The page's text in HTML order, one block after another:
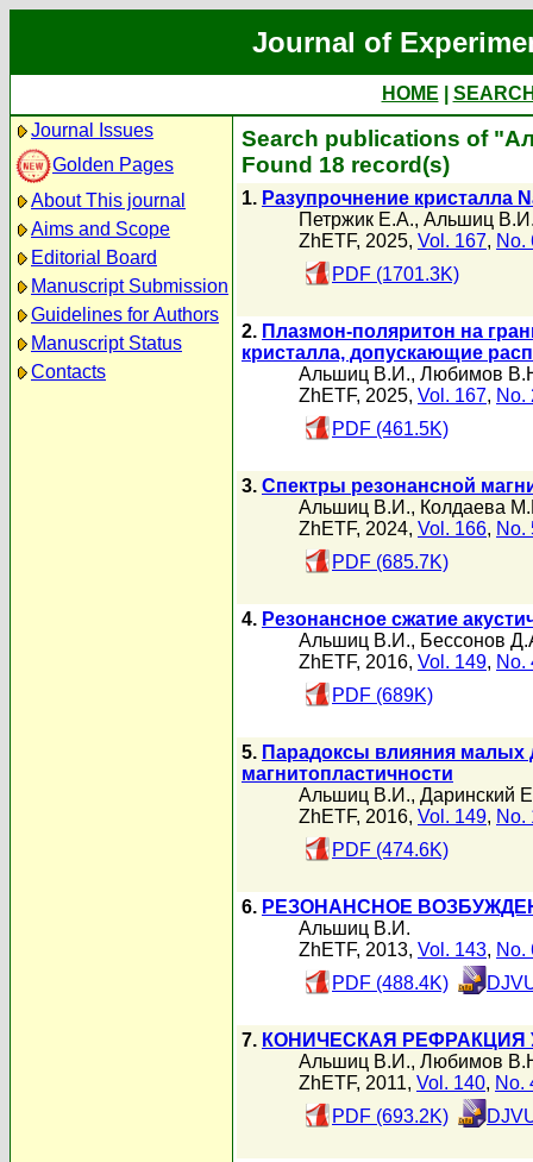
Journal of
HOME
Journal Issues
Golden Pages
About This journal
Aims and Scope
Editorial Board
Manuscript Submission
Guidelines for Authors
Manuscript Status
Contacts
Search publications of
Found 18 record(s)
1. Разупрочнение кристалла
Петржик Е.А., Альшиц
ZhETF, 2025, Vol. 167, No.
PDF (1701.3K)
2. Плазмон-поляритон на
кристалла, допускающие
Альшиц В.И., Любимов
ZhETF, 2025, Vol. 167, No.
PDF (461.5K)
3. Спектры резонансной
Альшиц В.И., Колдаева
ZhETF, 2024, Vol. 166, No.
PDF (685.7K)
4. Резонансное сжатие
Альшиц В.И., Бессонов
ZhETF, 2016, Vol. 149, No.
PDF (689K)
5. Парадоксы влияния малых
магнитопластичности
Альшиц В.И., Даринский
ZhETF, 2016, Vol. 149, No.
PDF (474.6K)
6. РЕЗОНАНСНОЕ
Альшиц В.И.
ZhETF, 2013, Vol. 143, No.
PDF (488.4K)
7. КОНИЧЕСКАЯ
Альшиц В.И., Любимов
ZhETF, 2011, Vol. 140, No.
PDF (693.2K)